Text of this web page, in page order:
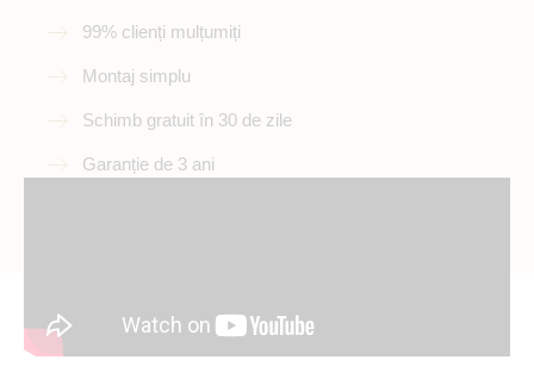
99% clienți mulțumiți
Montaj simplu
Schimb gratuit în 30 de zile
Garanție de 3 ani